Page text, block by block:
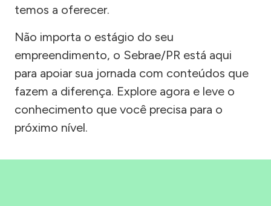
temos a oferecer.
Não importa o estágio do seu
empreendimento, o Sebrae/PR está aqui
para apoiar sua jornada com conteúdos que
fazem a diferença. Explore agora e leve o
conhecimento que você precisa para o
próximo nível.